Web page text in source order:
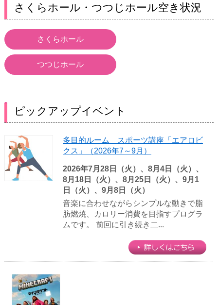
さくらホール・つつじホール空き状況
さくらホール
つつじホール
ピックアップイベント
多目的ルーム スポーツ講座「エアロビ
クス」（2026年7～9月）
2026年7月28日（火）、8月4日（火）、
8月18日（火）、8月25日（火）、9月1
日（火）、9月8日（火）
音楽に合わせながらシンプルな動きで脂
肪燃焼、カロリー消費を目指すプログラ
ムです。 前回に引き続き二...